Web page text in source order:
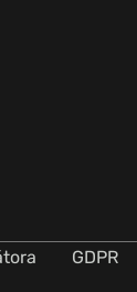
GDPR